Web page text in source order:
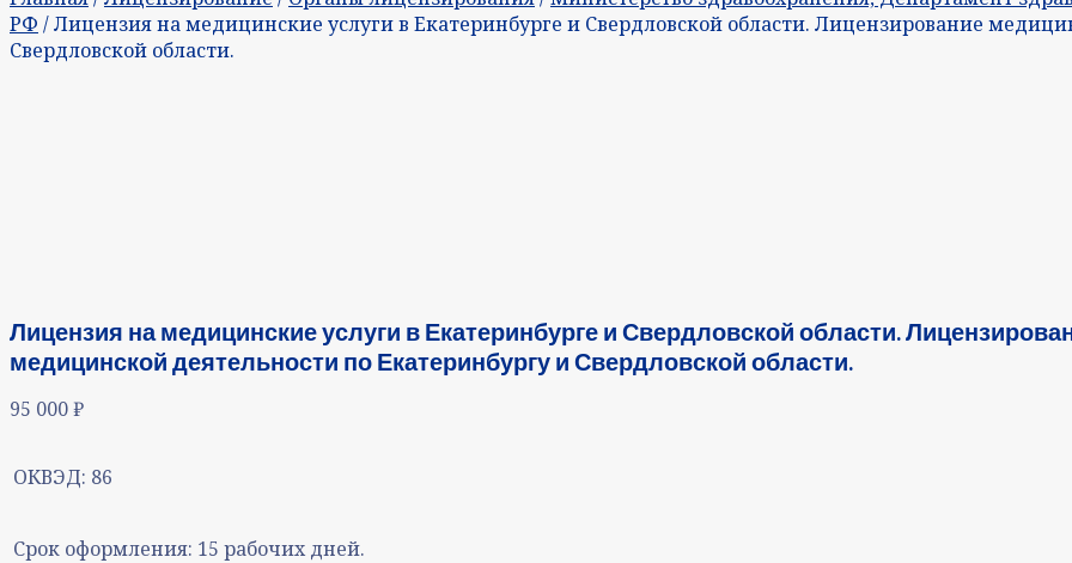
РФ / Лицензия на медицинские услуги в Екатеринбурге и Свердловской области. Лицензирование
Свердловской области.
Лицензия на медицинские услуги в Екатеринбурге и Свердловской области.
медицинской деятельности по Екатеринбургу и Свердловской области.
95 000₽
ОКВЭД: 86
Срок оформления: 15 рабочих дней.